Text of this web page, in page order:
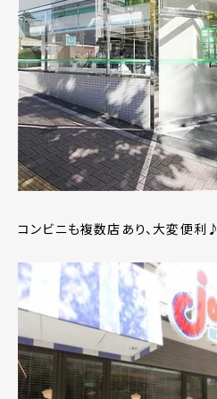
コンビニも複数店あり、大変便利♪